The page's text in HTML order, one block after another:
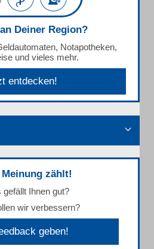
Deiner Region?
Notapotheken,
und vieles mehr.
entdecken!
Meinung zählt!
gefällt Ihnen gut?
wir verbessern?
geben!